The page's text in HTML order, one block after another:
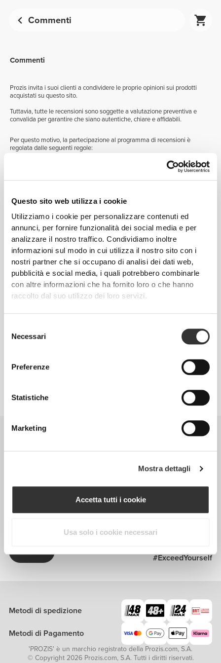
Questo sito web utilizza i cookie
Utilizziamo i cookie per personalizzare contenuti ed
annunci, per fornire funzionalità dei social media e per
analizzare il nostro traffico. Condividiamo inoltre
informazioni sul modo in cui utilizza il nostro sito con i
nostri partner che si occupano di analisi dei dati web,
pubblicità e social media, i quali potrebbero combinarle
con altre informazioni che ha fornito loro o che hanno
raccolto dal suo utilizzo dei loro servizi.
delNecessari
Preferenze
Statistiche
Marketing
Mostra dettagli
Accetta tutti i cookie
Usa solo i cookie necessari
Commenti
Commenti
Prozis invita i suoi clienti a condividere le proprie opinioni sui prodotti
acquistati su questo sito.
Tuttavia, tutte le recensioni sono soggette a valutazione preventiva e
convalida per garantire che siano autentiche, chiare e affidabili.
Per questo motivo, la partecipazione al programma di recensioni è
regolata dalle seguenti regole:
Devi essere un cliente registrato sul nostro sito e devi effettuare il
Puoi scrivere un commento solo su un prodotto che hai già provato;
Il voto al prodotto e il titolo devono corrispondere ai contenuti del
commento;
Per favore, condividi la tua opinione in modo rispettoso e civile;
Il tuo commento verrà valutato e pubblicato sul nostro sito se
approvato;
Ci riserviamo il diritto di non pubblicare commenti che non siano
rispettosi della politica della nostra società.
Non è consentito menzionare il nome, il marchio o il fornitore di
qualunque altro prodotto diverso da quello in questione.
Cosa ottengo in cambio?
ProzisPoints che desideri.
checkout del tuo ordine.
Unisciti a noi
Assistenza clienti
Iscriviti alla Newsletter
promozioni nella tua e-mail.
#ExceedYourself
Metodi di spedizione
Metodi di Pagamento
'PROZIS' è un marchio registrato della Prozis.com, S.A.
© Copyright 2026 Prozis.com, S.A. Tutti i diritti riservati.